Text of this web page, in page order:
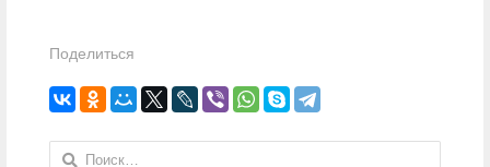
Поделиться
Найти: